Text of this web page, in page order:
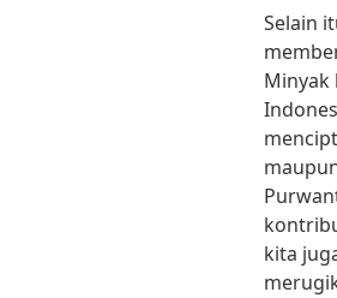
Selain
Minyak
kita